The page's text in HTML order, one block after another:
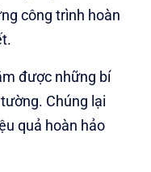
công trình hoàn
được những bí
Chúng lại
quả hoàn hảo